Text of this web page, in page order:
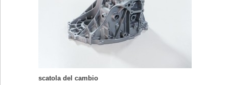
scatola del cambio